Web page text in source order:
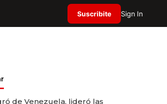
Suscribite Sign In
de Venezuela, lideró las